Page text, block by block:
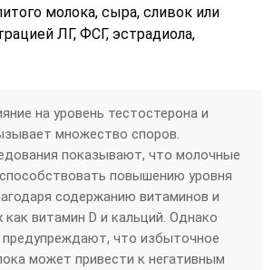
молока, сыра, сливок или
ЛГ, ФСГ, эстрадиола,
на уровень тестостерона и
множество споров.
показывают, что молочные
повышению уровня
содержанию витаминов и
как витамин D и кальций. Однако
предупреждают, что избыточное
может привести к негативным